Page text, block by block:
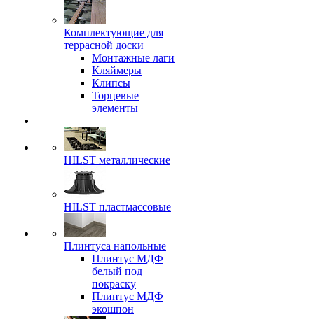
Комплектующие для
террасной доски
Монтажные лаги
Кляймеры
Клипсы
Торцевые
элементы
HILST металлические
HILST пластмассовые
Плинтуса напольные
Плинтус МДФ
белый под
покраску
Плинтус МДФ
экошпон